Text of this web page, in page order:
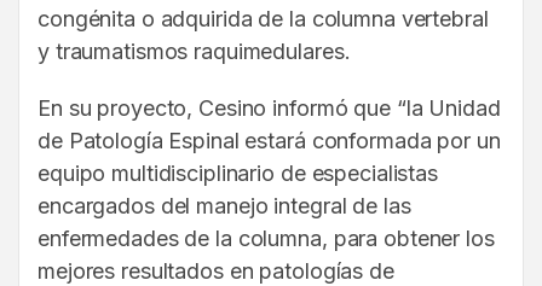
congénita o adquirida de la columna vertebral
y traumatismos raquimedulares.
En su proyecto, Cesino informó que “la Unidad
de Patología Espinal estará conformada por un
equipo multidisciplinario de especialistas
encargados del manejo integral de las
enfermedades de la columna, para obtener los
mejores resultados en patologías de